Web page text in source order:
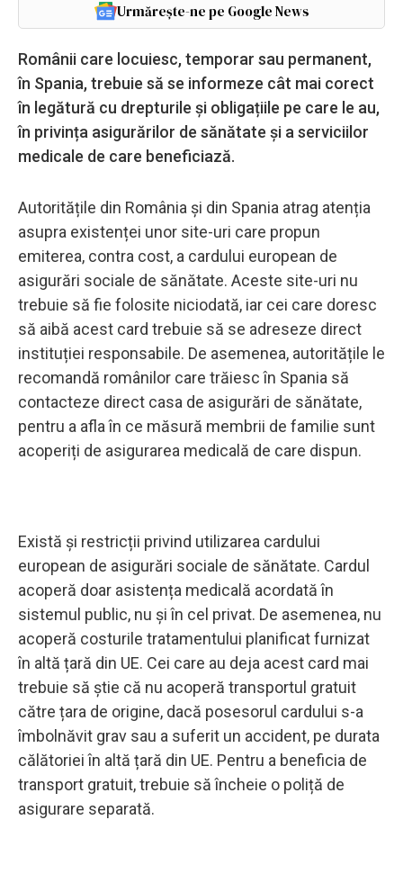
Urmărește-ne pe Google News
Românii care locuiesc, temporar sau permanent,
în Spania, trebuie să se informeze cât mai corect
în legătură cu drepturile și obligațiile pe care le au,
în privința asigurărilor de sănătate și a serviciilor
medicale de care beneficiază.
Autoritățile din România și din Spania atrag atenția
asupra existenței unor site-uri care propun
emiterea, contra cost, a cardului european de
asigurări sociale de sănătate. Aceste site-uri nu
trebuie să fie folosite niciodată, iar cei care doresc
să aibă acest card trebuie să se adreseze direct
instituției responsabile. De asemenea, autoritățile le
recomandă românilor care trăiesc în Spania să
contacteze direct casa de asigurări de sănătate,
pentru a afla în ce măsură membrii de familie sunt
acoperiți de asigurarea medicală de care dispun.
Există și restricții privind utilizarea cardului
european de asigurări sociale de sănătate. Cardul
acoperă doar asistența medicală acordată în
sistemul public, nu și în cel privat. De asemenea, nu
acoperă costurile tratamentului planificat furnizat
în altă țară din UE. Cei care au deja acest card mai
trebuie să știe că nu acoperă transportul gratuit
către țara de origine, dacă posesorul cardului s-a
îmbolnăvit grav sau a suferit un accident, pe durata
călătoriei în altă țară din UE. Pentru a beneficia de
transport gratuit, trebuie să încheie o poliță de
asigurare separată.